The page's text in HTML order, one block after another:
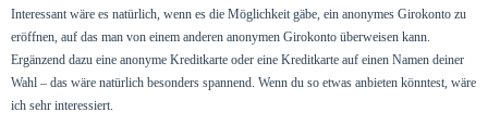
Interessant wäre es natürlich, wenn es die Möglichkeit gäbe, ein anonymes Girokonto zu
eröffnen, auf das man von einem anderen anonymen Girokonto überweisen kann.
Ergänzend dazu eine anonyme Kreditkarte oder eine Kreditkarte auf einen Namen deiner
Wahl – das wäre natürlich besonders spannend. Wenn du so etwas anbieten könntest, wäre
ich sehr interessiert.